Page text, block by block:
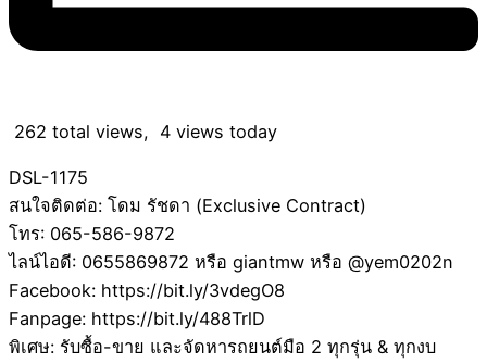
262 total views, 4 views today
DSL-1175
สนใจติดต่อ: โดม รัชดา (Exclusive Contract)
โทร: 065-586-9872
ไลน์ไอดี: 0655869872 หรือ giantmw หรือ @yem0202n
Facebook: https://bit.ly/3vdegO8
Fanpage: https://bit.ly/488TrlD
พิเศษ: รับซื้อ-ขาย และจัดหารถยนต์มือ 2 ทุกรุ่น & ทุกงบ